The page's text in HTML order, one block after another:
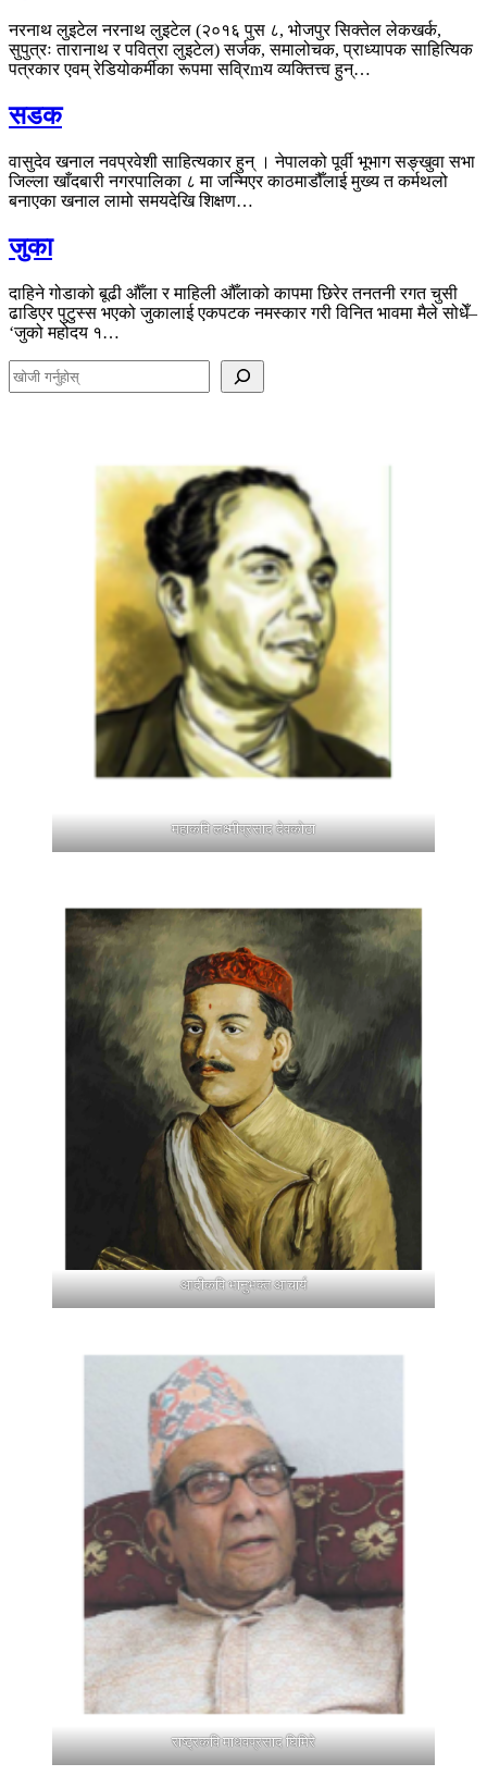
नरनाथ लुइटेल नरनाथ लुइटेल (२०१६ पुस ८, भोजपुर सिक्तेल लेकखर्क,
सुपुत्रः तारानाथ र पवित्रा लुइटेल) सर्जक, समालोचक, प्राध्यापक साहित्यिक
पत्रकार एवम् रेडियोकर्मीका रूपमा सव्रिmय व्यक्तित्त्व हुन्…
सडक
वासुदेव खनाल नवप्रवेशी साहित्यकार हुन् । नेपालको पूर्वी भूभाग सङ्खुवा सभा
जिल्ला खाँदबारी नगरपालिका ८ मा जन्मिएर काठमाडौँलाई मुख्य त कर्मथलो
बनाएका खनाल लामो समयदेखि शिक्षण…
जुका
दाहिने गोडाको बूढी औँला र माहिली औँलाको कापमा छिरेर तनतनी रगत चुसी
ढाडिएर पुटुस्स भएको जुकालाई एकपटक नमस्कार गरी विनित भावमा मैले सोधेँ–
‘जुको महोदय १…
e
महाकवि लक्ष्मीप्रसाद देवकोटा
आदीकवि भानुभक्त आचार्य
राष्ट्रकवि माधवप्रसाद घिमिरे